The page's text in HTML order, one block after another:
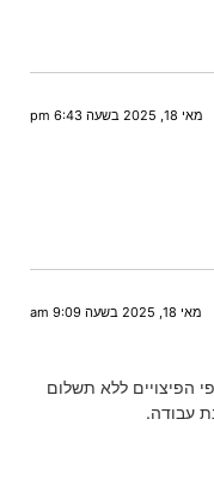
מאי 18, 2025 בשעה 6:43 pm
מאי 18, 2025 בשעה 9:09 am
הפיצויים ללא תשלום